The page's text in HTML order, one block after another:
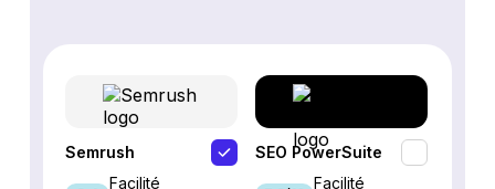
Semrush
Facilité
SEO PowerSuite
Facilité